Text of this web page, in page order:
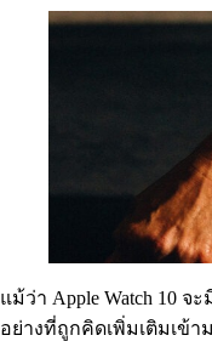
แม้ว่า Apple Watch 10
อย่างที่ถูกคิดเพิ่มเติมเข้า